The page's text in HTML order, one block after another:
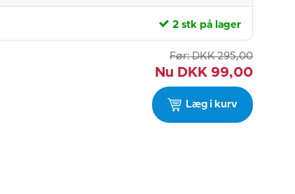
2 stk på lager
Før: DKK 295,00
Nu DKK 99,00
Læg i kurv